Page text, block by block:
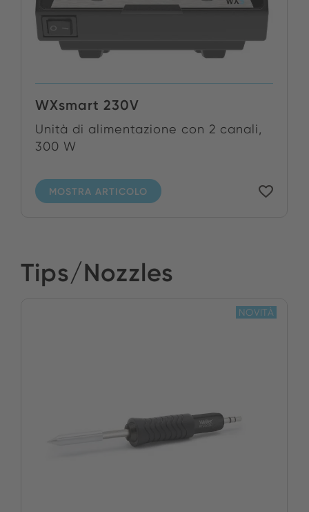
WXsmart 230V
Unità di alimentazione con 2 canali,
300 W
MOSTRA ARTICOLO
Tips/Nozzles
NOVITÀ